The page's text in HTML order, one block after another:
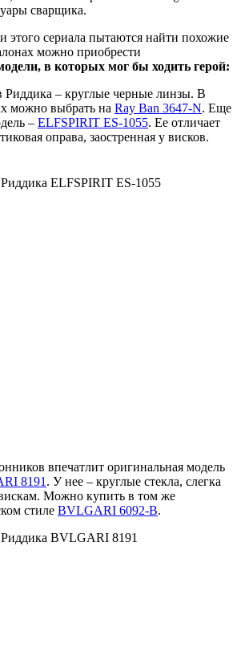
сварщика.
этого сериала пытаются найти похожие
можно приобрести
в которых мог бы ходить герой:
Риддика – круглые черные линзы. В
можно выбрать на Ray Ban 3647-N. Еще
– ELFSPIRIT ES-1055. Ее отличает
оправа, заостренная у висков.
впечатлит оригинальная модель
8191 . У нее – круглые стекла, слегка
Можно купить в том же
стиле BVLGARI 6092-B.